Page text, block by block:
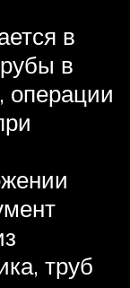
в
в
операции
труб